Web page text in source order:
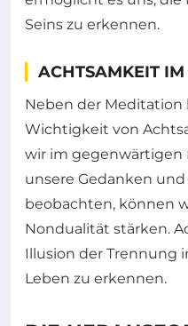
Seins zu erkennen.
ACHTSAMKEIT IM
Neben der Meditation
Wichtigkeit von
wir im
unsere Gedanken
beobachten, können
Nondualität stärken.
Illusion der Trennung
Leben zu erkennen.